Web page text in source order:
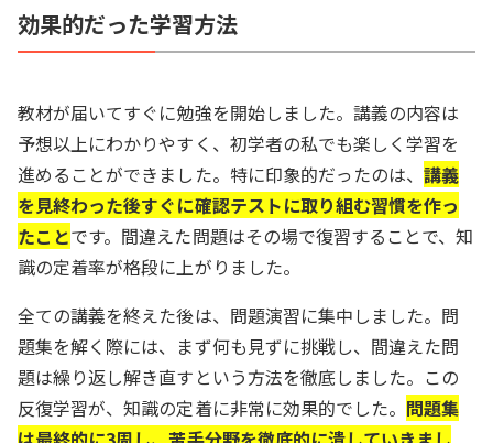
効果的だった学習方法
教材が届いてすぐに勉強を開始しました。講義の内容は
予想以上にわかりやすく、初学者の私でも楽しく学習を
進めることができました。特に印象的だったのは、講義
を見終わった後すぐに確認テストに取り組む習慣を作っ
たことです。間違えた問題はその場で復習することで、知
識の定着率が格段に上がりました。
全ての講義を終えた後は、問題演習に集中しました。問
題集を解く際には、まず何も見ずに挑戦し、間違えた問
題は繰り返し解き直すという方法を徹底しました。この
反復学習が、知識の定着に非常に効果的でした。 問題集